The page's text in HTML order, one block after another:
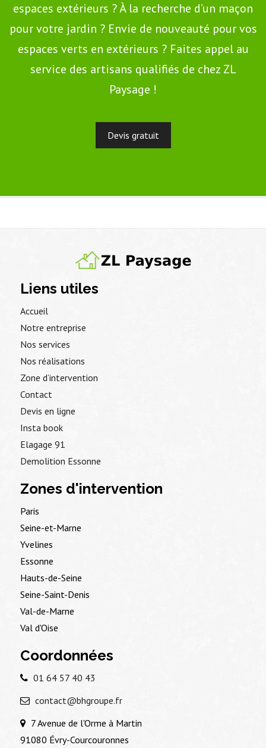
espaces extérieurs ? À la recherche d’un maçon
pour votre jardin ? Envie de nouveauté pour vos
espaces verts en extérieurs ? Faites appel au
service des artisans qualifiés de chez ZL
Paysage !
Devis gratuit
Liens utiles
Accueil
Notre entreprise
Nos services
Nos réalisations
Zone d’intervention
Contact
Devis en ligne
Insta book
Elagage 91
Demolition Essonne
Zones d'intervention
Paris
Seine-et-Marne
Yvelines
Essonne
Hauts-de-Seine
Seine-Saint-Denis
Val-de-Marne
Val d'Oise
Coordonnées
01 64 57 40 43
contact@bhgroupe.fr
7 Avenue de l'Orme à Martin
91080 Évry-Courcouronnes